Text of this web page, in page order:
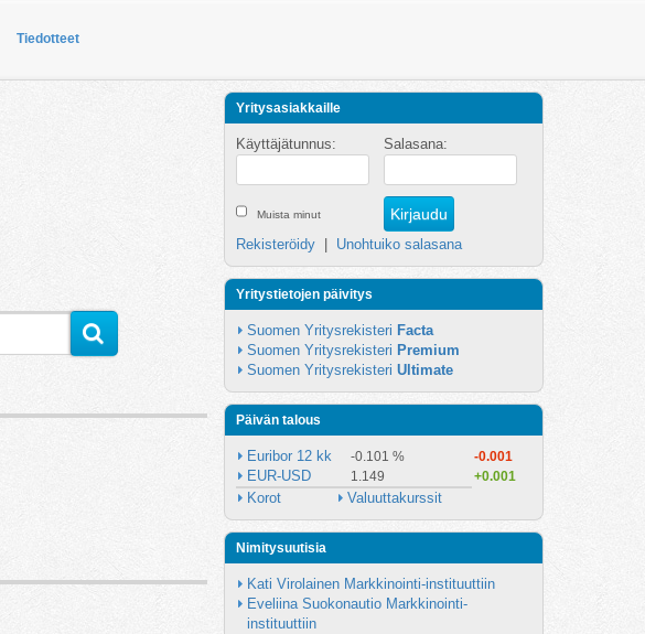
Tiedotteet
Yritysasiakkaille
Käyttäjätunnus: Salasana:
Muista minut
Rekisteröidy Unohtuiko salasana
Yritystietojen päivitys
Suomen Yritysrekisteri Facta
Suomen Yritysrekisteri Premium
Suomen Yritysrekisteri Ultimate
Päivän talous
Euribor 12 kk -0.101 % -0.001
EUR-USD 1.149 +0.001
Korot Valuuttakurssit
Nimitysuutisia
Kati Virolainen Markkinointi-instituuttiin
Eveliina Suokonautio Markkinointi-
instituuttiin